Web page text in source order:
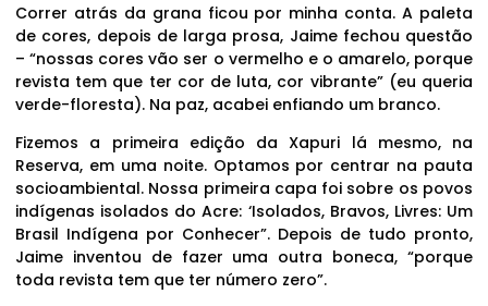
Correr atrás da grana ficou por minha conta. A paleta
de cores, depois de larga prosa, Jaime fechou questão
– “nossas cores vão ser o vermelho e o amarelo, porque
revista tem que ter cor de luta, cor vibrante” (eu queria
verde-floresta). Na paz, acabei enfiando um branco.
Fizemos a primeira edição da Xapuri lá mesmo, na
Reserva, em uma noite. Optamos por centrar na pauta
socioambiental. Nossa primeira capa foi sobre os povos
indígenas isolados do Acre: ‘Isolados, Bravos, Livres: Um
Brasil Indígena por Conhecer”. Depois de tudo pronto,
Jaime inventou de fazer uma outra boneca, “porque
toda revista tem que ter número zero”.